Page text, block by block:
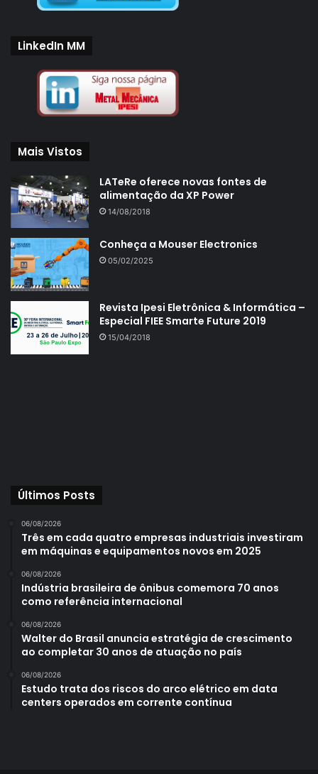
LinkedIn MM
Mais Vistos
LATeRe oferece novas fontes de
alimentação da XP Power
14/08/2018
Conheça a Mouser Electronics
05/02/2025
Revista Ipesi Eletrônica & Informática –
Especial FIEE Smarte Future 2019
15/04/2018
Últimos Posts
06/08/2026
Três em cada quatro empresas industriais investiram
em máquinas e equipamentos novos em 2025
06/08/2026
Indústria brasileira de ônibus comemora 70 anos
como referência internacional
06/08/2026
Walter do Brasil anuncia estratégia de crescimento
ao completar 30 anos de atuação no país
06/08/2026
Estudo trata dos riscos do arco elétrico em data
centers operados em corrente contínua